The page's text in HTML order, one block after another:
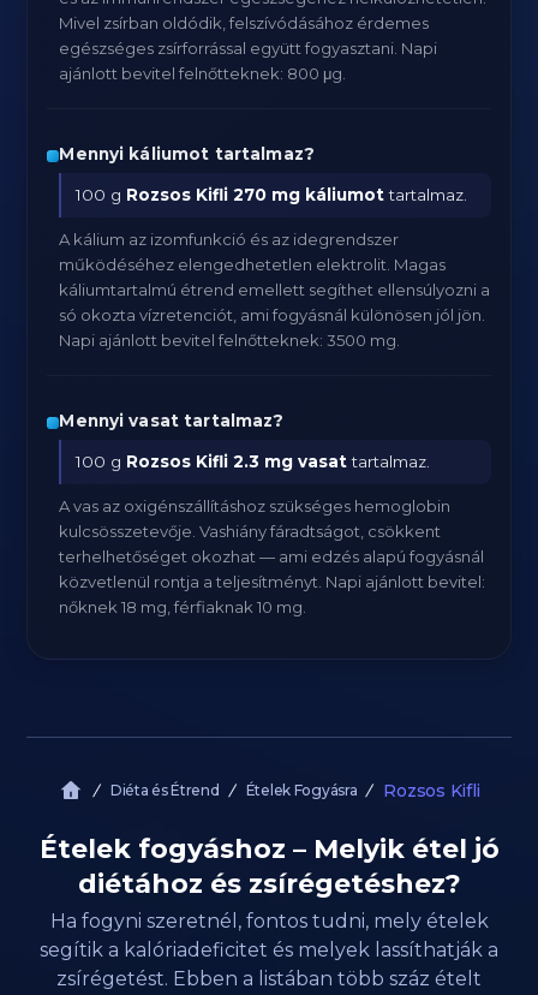
Mivel zsírban oldódik, felszívódásához érdemes
egészséges zsírforrással együtt fogyasztani. Napi
ajánlott bevitel felnőtteknek: 800 μg.
Mennyi káliumot tartalmaz?
100 g Rozsos Kifli 270 mg káliumottartalmaz.
A kálium az izomfunkció és az idegrendszer
működéséhez elengedhetetlen elektrolit. Magas
káliumtartalmú étrend emellett segíthet ellensúlyozni a
só okozta vízretenciót, ami fogyásnál különösen jól jön.
Napi ajánlott bevitel felnőtteknek: 3500 mg.
Mennyi vasat tartalmaz?
100 g Rozsos Kifli 2.3 mg vasattartalmaz.
A vas az oxigénszállításhoz szükséges hemoglobin
kulcsösszetevője. Vashiány fáradtságot, csökkent
terhelhetőséget okozhat — ami edzés alapú fogyásnál
közvetlenül rontja a teljesítményt. Napi ajánlott bevitel:
nőknek 18 mg, férfiaknak 10 mg.
Diéta és Étrend Ételek Fogyásra Rozsos Kifli
Ételek fogyáshoz – Melyik étel jó
diétához és zsírégetéshez?
Ha fogyni szeretnél, fontos tudni, mely ételek
segítik a kalóriadeficitet és melyek lassíthatják a
zsírégetést. Ebben a listában több száz ételt